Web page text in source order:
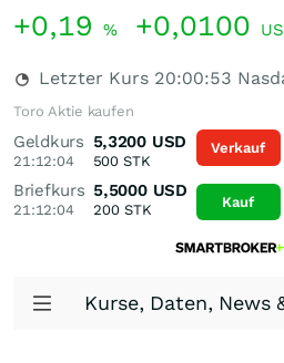
+0,19 % +0,0100
Letzter Kurs 20:00:53
Toro Aktie kaufen
Geldkurs
21:12:04
5,3200 USD
500 STK
Briefkurs
21:12:04
5,5000 USD
200STK
Verkauf
Kauf
Kurse, Daten, News